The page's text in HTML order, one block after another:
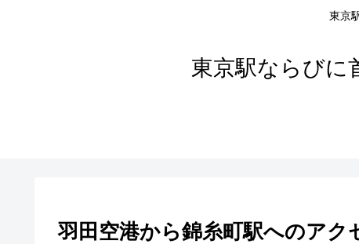
東京
東京駅ならびに
羽田空港から錦糸町駅へのアク